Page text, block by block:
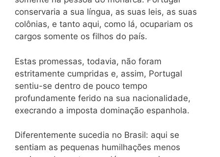
conservaria a sua língua, as suas leis, as suas
colônias, e tanto aqui, como lá, ocupariam os
cargos somente os filhos do país.
Estas promessas, todavia, não foram
estritamente cumpridas e, assim, Portugal
sentiu-se dentro de pouco tempo
profundamente ferido na sua nacionalidade,
execrando a imposta dominação espanhola.
Diferentemente sucedia no Brasil: aqui se
sentiam as pequenas humilhações menos